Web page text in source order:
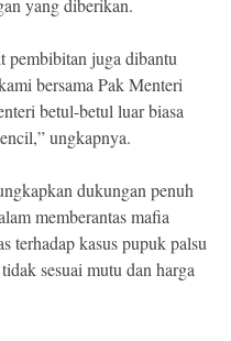
yang diberikan.
pembibitan juga dibantu
bersama Pak Menteri
betul-betul luar biasa
ungkapnya.
dukungan penuh
memberantas mafia
terhadap kasus pupuk palsu
sesuai mutu dan harga